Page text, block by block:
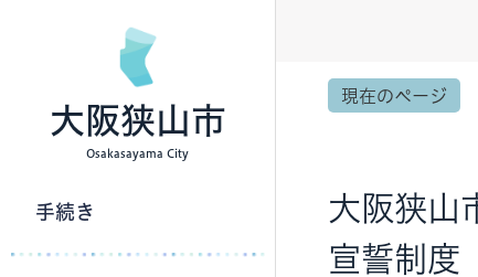
現在のページ
大阪狭山市
Osakasayama City
手続き
大阪狭山
宣誓制度